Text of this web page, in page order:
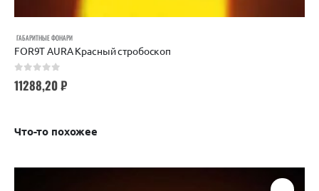
ГАБАРИТНЫЕ ФОНАРИ
FOR9T AURA Красный стробоскоп
11288,20₽
Что-то похожее